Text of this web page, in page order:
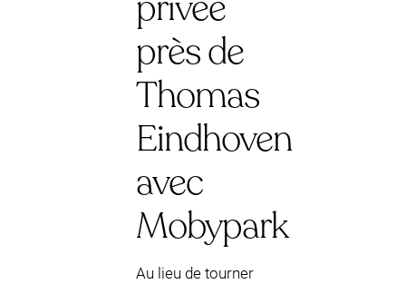
près de
Thomas
Eindhoven
avec
Mobypark
Au lieu de tourner